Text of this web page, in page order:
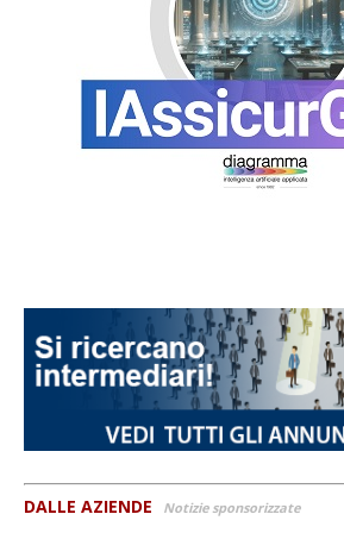
DALLE AZIENDE Notizie sponsorizzate